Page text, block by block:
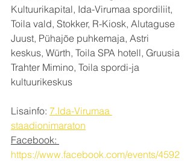
Kultuurikapital, Ida-Virumaa spordiliit,
Toila vald, Stokker, R-Kiosk, Alutaguse
Juust, Pühajõe puhkemaja, Astri
keskus, Würth, Toila SPA hotell, Gruusia
Trahter Mimino, Toila spordi-ja
kultuurikeskus
Lisainfo: 7.Ida-Virumaa
staadionimaraton
Facebook:
https://www.facebook.com/events/4592